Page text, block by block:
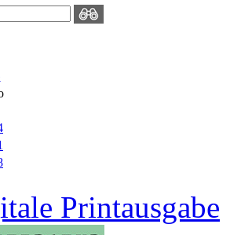
Printausgabe